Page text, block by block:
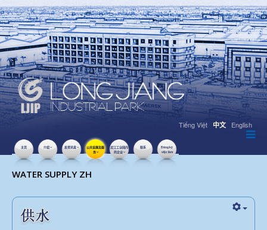
Tiếng Việt 中文 English
主页 介绍 投资讯息
公共设施及服
务
龙江工业园内
的企业
联系
Đăng ký
việc làm
点击数：15234
WATER SUPPLY ZH